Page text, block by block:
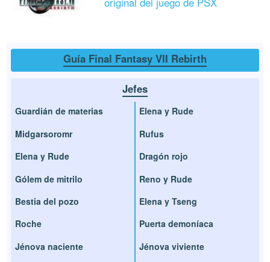
Guía Final Fantasy VII Rebirth
Jefes
Guardián de materias
Midgarsoromr
Elena y Rude
Gólem de mitrilo
Bestia del pozo
Roche
Jénova naciente
Elena y Rude
Rufus
Dragón rojo
Reno y Rude
Elena y Tseng
Puerta demoníaca
Jénova viviente